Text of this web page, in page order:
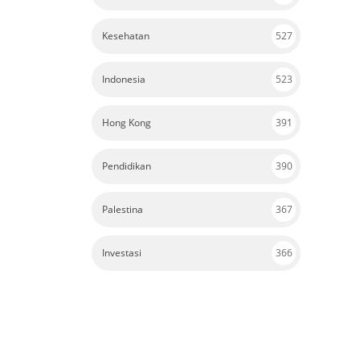
Kesehatan 527
Indonesia 523
Hong Kong 391
Pendidikan 390
Palestina 367
Investasi 366